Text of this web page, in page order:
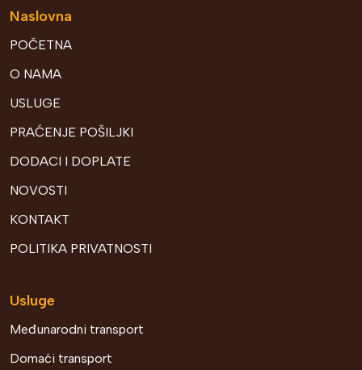
Naslovna
POČETNA
O NAMA
USLUGE
PRAĆENJE POŠILJKI
DODACI I DOPLATE
NOVOSTI
KONTAKT
POLITIKA PRIVATNOSTI
Usluge
Međunarodni transport
Domaći transport